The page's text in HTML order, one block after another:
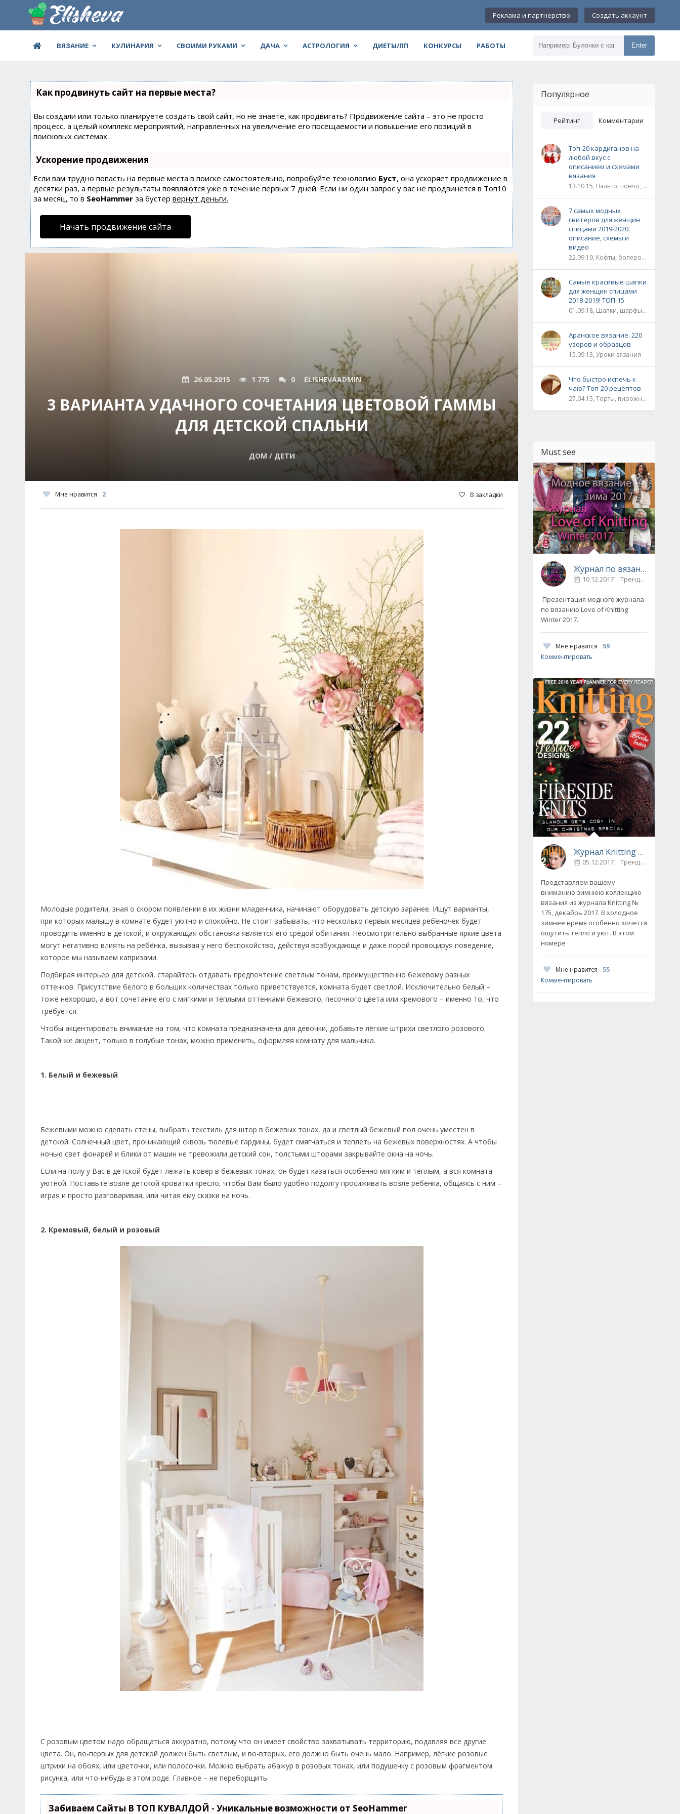
Реклама и партнерство Создать аккаунт
ВЯЗАНИЕ КУЛИНАРИЯ СВОИМИ РУКАМИ ДАЧА АСТРОЛОГИЯ ДИЕТЫ/ПП КОНКУРСЫ РАБОТЫ Enter
Как продвинуть сайт на первые места?
Вы создали или только планируете создать свой сайт, но не знаете, как продвигать? Продвижение сайта – это не просто
процесс, а целый комплекс мероприятий, направленных на увеличение его посещаемости и повышение его позиций в
поисковых системах.
Ускорение продвижения
Если вам трудно попасть на первые места в поиске самостоятельно, попробуйте технологию Буст, она ускоряет продвижение в
десятки раз, а первые результаты появляются уже в течение первых 7 дней. Если ни один запрос у вас не продвинется в Топ10
за месяц, то в SeoHammer за бустер вернут деньги.
Начать продвижение сайта
26.05.2015 1 775 0 ELISHEVAADMIN
3 ВАРИАНТА УДАЧНОГО СОЧЕТАНИЯ ЦВЕТОВОЙ ГАММЫ
ДЛЯ ДЕТСКОЙ СПАЛЬНИ
ДОМ / ДЕТИ
Мне нравится 2 В закладки
Молодые родители, зная о скором появлении в их жизни младенчика, начинают оборудовать детскую заранее. Ищут варианты,
при которых малышу в комнате будет уютно и спокойно. Не стоит забывать, что несколько первых месяцев ребёночек будет
проводить именно в детской, и окружающая обстановка является его средой обитания. Неосмотрительно выбранные яркие цвета
могут негативно влиять на ребёнка, вызывая у него беспокойство, действуя возбуждающе и даже порой провоцируя поведение,
которое мы называем капризами.
Подбирая интерьер для детской, старайтесь отдавать предпочтение светлым тонам, преимущественно бежевому разных
оттенков. Присутствие белого в больших количествах только приветствуется, комната будет светлой. Исключительно белый –
тоже нехорошо, а вот сочетание его с мягкими и тёплыми оттенками бежевого, песочного цвета или кремового – именно то, что
требуется.
Чтобы акцентировать внимание на том, что комната предназначена для девочки, добавьте лёгкие штрихи светлого розового.
Такой же акцент, только в голубые тонах, можно применить, оформляя комнату для мальчика.
1. Белый и бежевый
Бежевыми можно сделать стены, выбрать текстиль для штор в бежевых тонах, да и светлый бежевый пол очень уместен в
детской. Солнечный цвет, проникающий сквозь тюлевые гардины, будет смягчаться и теплеть на бежевых поверхностях. А чтобы
ночью свет фонарей и блики от машин не тревожили детский сон, толстыми шторами закрывайте окна на ночь.
Если на полу у Вас в детской будет лежать ковёр в бежевых тонах, он будет казаться особенно мягким и тёплым, а вся комната –
уютной. Поставьте возле детской кроватки кресло, чтобы Вам было удобно подолгу просиживать возле ребёнка, общаясь с ним –
играя и просто разговаривая, или читая ему сказки на ночь.
2. Кремовый, белый и розовый
С розовым цветом надо обращаться аккуратно, потому что он имеет свойство захватывать территорию, подавляя все другие
цвета. Он, во-первых для детской должен быть светлым, и во-вторых, его должно быть очень мало. Например, лёгкие розовые
штрихи на обоях, или цветочки, или полосочки. Можно выбрать абажур в розовых тонах, или подушечку с розовым фрагментом
рисунка, или что-нибудь в этом роде. Главное – не переборщить.
Забиваем Сайты В ТОП КУВАЛДОЙ - Уникальные возможности от SeoHammer
Популярное
Рейтинг Комментарии
Топ-20 кардиганов на
любой вкус с
описанием и схемами
вязания
13.10.15, Пальто, пончо, кардиганы
7 самых модных
свитеров для женщин
спицами 2019-2020:
описание, схемы и
видео
22.09.19, Кофты, болеро, жакеты, жилеты, пуловеры и свитера
Самые красивые шапки
для женщин спицами
2018-2019! ТОП-15
01.09.18, Шапки, шарфы, шали, снуды и палантины
Аранское вязание. 220
узоров и образцов
15.09.13, Уроки вязания
Что быстро испечь к
чаю? Топ-20 рецептов
27.04.15, Торты, пирожные, рулеты / Булки, пироги / Печенье, кексы, маффины / На скорую руку
Must see
Журнал по вязанию Love of Knitting выпуск Зима 2017
10.12.2017 Тренды / Вдохновение
Презентация модного журнала
по вязанию Love of Knitting
Winter 2017.
Мне нравится
59
Комментировать
Журнал Knitting № 175, декабрь 2017
05.12.2017 Тренды
Представляем вашему
вниманию зимнюю коллекцию
вязания из журнала Knitting №
175, декабрь 2017. В холодное
зимнее время особенно хочется
ощутить тепло и уют. В этом
номере
Мне нравится
55
Комментировать